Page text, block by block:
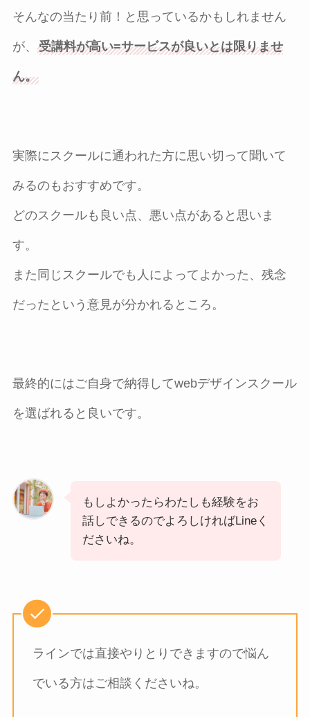
そんなの当たり前！と思っているかもしれません
が、 受講料が高い=サービスが良いとは限りませ
ん。
実際にスクールに通われた方に思い切って聞いて
みるのもおすすめです。
どのスクールも良い点、悪い点があると思いま
す。
また同じスクールでも人によってよかった、残念
だったという意見が分かれるところ。
最終的にはご自身で納得してwebデザインスクール
を選ばれると良いです。
もしよかったらわたしも経験をお
話しできるのでよろしければLineく
ださいね。
ラインでは直接やりとりできますので悩ん
でいる方はご相談くださいね。